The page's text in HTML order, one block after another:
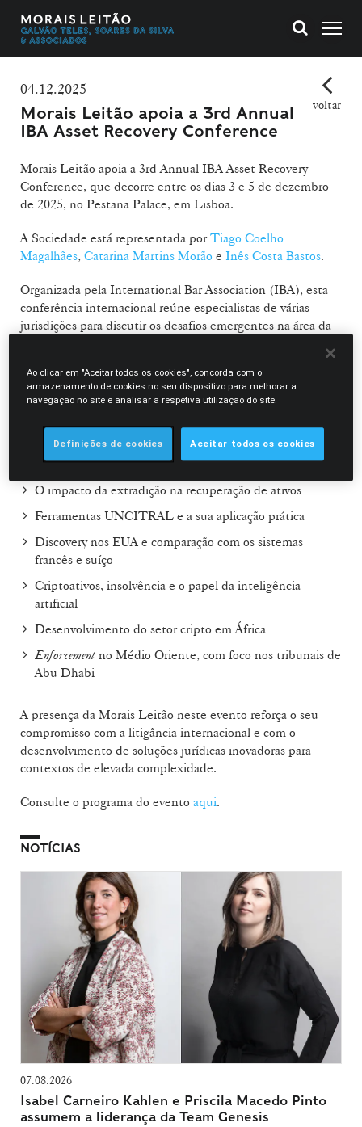
04.12.2025
Morais Leitão apoia a 3rd Annual
IBA Asset Recovery Conference
voltar
Morais Leitão apoia a 3rd Annual IBA Asset Recovery
Conference, que decorre entre os dias 3 e 5 de dezembro
de 2025, no Pestana Palace, em Lisboa.
A Sociedade está representada porTiago Coelho
Magalhães, Catarina Martins Morão e Inês Costa Bastos.
Organizada pela International Bar Association (IBA), esta
conferência internacional reúne especialistas de várias
jurisdições para discutir os desafios emergentes na área da
transfronteiriço, criptoativos, inteligência artificial e novas
abordagens jurídicas internacionais.
O que não fazer em diferentes jurisdições – erros
comuns e boas práticas
O impacto da extradição na recuperação de ativos
Ferramentas UNCITRAL e a sua aplicação prática
Discovery nos EUA e comparação com os sistemas
francês e suíço
Criptoativos, insolvência e o papel da inteligência
artificial
Desenvolvimento do setor cripto em África
Enforcement no Médio Oriente, com foco nos tribunais de
Abu Dhabi
A presença da Morais Leitão neste evento reforça o seu
compromisso com a litigância internacional e com o
desenvolvimento de soluções jurídicas inovadoras para
contextos de elevada complexidade.
Consulte o programa do evento aqui.
NOTÍCIAS
07.08.2026
Isabel Carneiro Kahlen e Priscila Macedo Pinto
assumem a liderança da Team Genesis
Ao clicar em "Aceitar todos os cookies", concorda com o
armazenamento de cookies no seu dispositivo para melhorar a
navegação no site e analisar a respetiva utilização do site.
Definições de cookies Aceitar todos os cookies